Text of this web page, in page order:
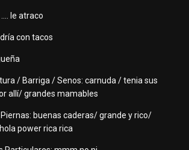
le atraco
con tacos
/ Barriga / Senos: carnuda / tenia sus
allí/ grandes mamables
buenas caderas/ grande y rico/
power rica rica